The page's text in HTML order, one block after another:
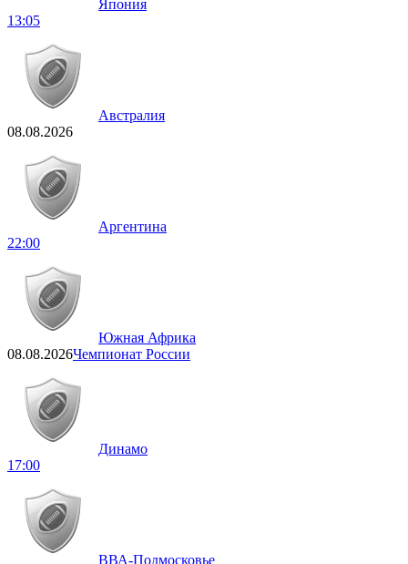
Япония
13:05
Австралия
08.08.2026
Аргентина
22:00
Южная Африка
08.08.2026Чемпионат России
Динамо
17:00
ВВА-Подмосковье